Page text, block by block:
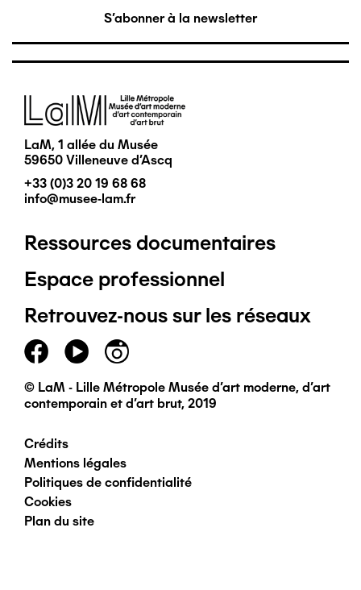
S'abonner à la newsletter
Image
LaM, 1 allée du Musée
59650 Villeneuve d'Ascq
+33 (0)3 20 19 68 68
info@musee-lam.fr
Pied
de
page
principal
Ressources documentaires
Espace professionnel
Retrouvez-nous sur les réseaux
© LaM - Lille Métropole Musée d'art moderne, d'art
contemporain et d'art brut, 2019
Pied
de
page
Crédits
Mentions légales
Politiques de confidentialité
Cookies
Plan du site